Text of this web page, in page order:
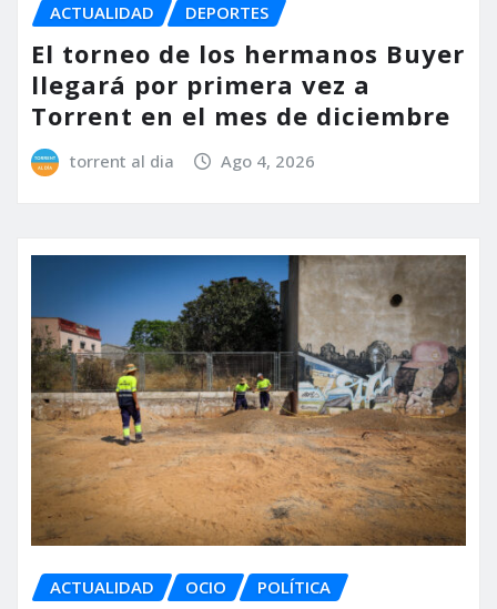
ACTUALIDAD DEPORTES
El torneo de los hermanos Buyer
llegará por primera vez a
Torrent en el mes de diciembre
torrent al dia Ago 4, 2026
ACTUALIDAD OCIO POLÍTICA